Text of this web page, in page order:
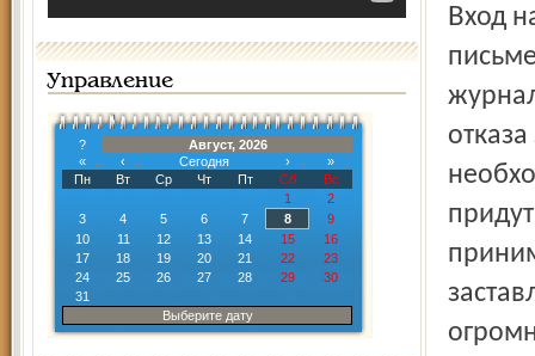
Управление
?
Август, 2026
«
‹ Сегодня ›
»
Пн
Вт Ср Чт Пт Сб
Вс
1
2
3
4 5 6 7 8
9
10
11 12 13 14 15
16
17
18 19 20 21 22
23
24
25 26 27 28 29
30
31
Выберите дату
Вход на почту в Михайловском перегорожен старым